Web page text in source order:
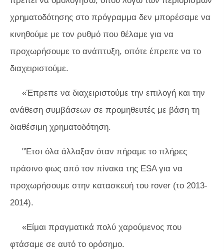
χρηματοδότησης στο πρόγραμμα δεν μπορέσαμε να
κινηθούμε με τον ρυθμό που θέλαμε για να
προχωρήσουμε το ανάπτυξη, οπότε έπρεπε να το
διαχειριστούμε.
«Έπρεπε να διαχειριστούμε την επιλογή και την
ανάθεση συμβάσεων σε προμηθευτές με βάση τη
διαθέσιμη χρηματοδότηση.
"Έτσι όλα άλλαξαν όταν πήραμε το πλήρες
πράσινο φως από τον πίνακα της ESA για να
προχωρήσουμε στην κατασκευή του rover (το 2013-
2014).
«Είμαι πραγματικά πολύ χαρούμενος που
φτάσαμε σε αυτό το ορόσημο.